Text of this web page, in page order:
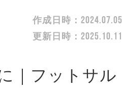
作成日時： 2024.07.05
更新日時： 2025.10.11
｜フットサル